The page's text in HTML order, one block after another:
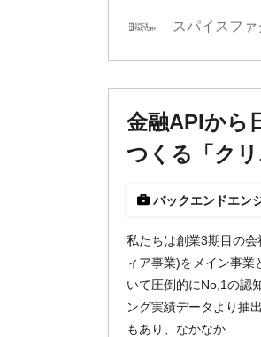
スパイスフ
金融APIから
つくる「ク
バックエンドエン
私たちは創業3期目の
ィア事業)をメイン事
いて圧倒的にNo,1の認
ング実績データより抽
もあり、なかなか...